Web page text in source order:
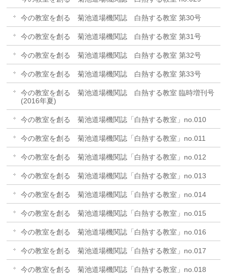
今の教室を創る 菊池道場機関誌 白熱する教室 第30号
今の教室を創る 菊池道場機関誌 白熱する教室 第31号
今の教室を創る 菊池道場機関誌 白熱する教室 第32号
今の教室を創る 菊池道場機関誌 白熱する教室 第33号
今の教室を創る 菊池道場機関誌 白熱する教室 臨時増刊号
(2016年夏)
今の教室を創る 菊池道場機関誌「白熱する教室」no.010
今の教室を創る 菊池道場機関誌「白熱する教室」no.011
今の教室を創る 菊池道場機関誌「白熱する教室」no.012
今の教室を創る 菊池道場機関誌「白熱する教室」no.013
今の教室を創る 菊池道場機関誌「白熱する教室」no.014
今の教室を創る 菊池道場機関誌「白熱する教室」no.015
今の教室を創る 菊池道場機関誌「白熱する教室」no.016
今の教室を創る 菊池道場機関誌「白熱する教室」no.017
今の教室を創る 菊池道場機関誌「白熱する教室」no.018